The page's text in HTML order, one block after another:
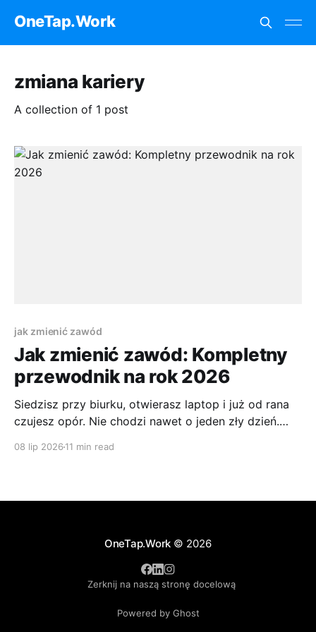
OneTap.Work
zmiana kariery
A collection of 1 post
jak zmienić zawód
Jak zmienić zawód: Kompletny
przewodnik na rok 2026
Siedzisz przy biurku, otwierasz laptop i już od rana
czujesz opór. Nie chodzi nawet o jeden zły dzień.
podobnie, a myśl o tej samej pracy za rok albo dwa
08 lip 2026 11 min read
OneTap.Work © 2026
Zerknij na naszą stronę docelową
Powered by Ghost